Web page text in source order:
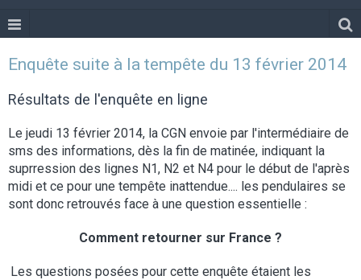
Enquête suite à la tempête du 13 février 2014
Résultats de l'enquête en ligne
Le jeudi 13 février 2014, la CGN envoie par l'intermédiaire de
sms des informations, dès la fin de matinée, indiquant la
suprression des lignes N1, N2 et N4 pour le début de l'après
midi et ce pour une tempête inattendue.... les pendulaires se
sont donc retrouvés face à une question essentielle :
Comment retourner sur France ?
Les questions posées pour cette enquête étaient les